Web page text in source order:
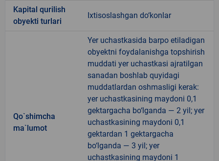
Kapital qurilish
obyekti turlari
Ixtisoslashgan do‘konlar
Qo`shimcha
ma`lumot
Yer uchastkasida barpo etiladigan
obyektni foydalanishga topshirish
muddati yer uchastkasi ajratilgan
sanadan boshlab quyidagi
muddatlardan oshmasligi kerak:
yer uchastkasining maydoni 0,1
gektargacha bo‘lganda — 2 yil; yer
uchastkasining maydoni 0,1
gektardan 1 gektargacha
bo‘lganda — 3 yil; yer
uchastkasining maydoni 1